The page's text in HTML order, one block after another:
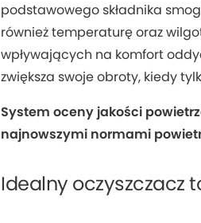
podstawowego składnika
również temperaturę oraz
wpływających na komfort
zwiększa swoje obroty, kiedy
System oceny jakości
najnowszymi normami
Idealny oczyszczacz